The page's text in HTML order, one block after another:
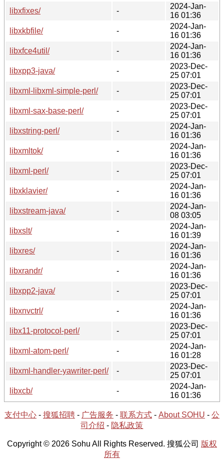
libxfixes/
-
2024-Jan-
16 01:36
libxkbfile/
-
2024-Jan-
16 01:36
libxfce4util/
-
2024-Jan-
16 01:36
libxpp3-java/
-
2023-Dec-
25 07:01
libxml-libxml-simple-perl/
-
2023-Dec-
25 07:01
libxml-sax-base-perl/
-
2023-Dec-
25 07:01
libxstring-perl/
-
2024-Jan-
16 01:36
libxmltok/
-
2024-Jan-
16 01:36
libxml-perl/
-
2023-Dec-
25 07:01
libxklavier/
-
2024-Jan-
16 01:36
libxstream-java/
-
2024-Jan-
08 03:05
libxslt/
-
2024-Jan-
16 01:39
libxres/
-
2024-Jan-
16 01:36
libxrandr/
-
2024-Jan-
16 01:36
libxpp2-java/
-
2023-Dec-
25 07:01
libxnvctrl/
-
2024-Jan-
16 01:36
libx11-protocol-perl/
-
2023-Dec-
25 07:01
libxml-atom-perl/
-
2024-Jan-
16 01:28
libxml-handler-yawriter-perl/
-
2023-Dec-
25 07:01
libxcb/
-
2024-Jan-
16 01:36
支付中心 - 搜狐招聘 - 广告服务 - 联系方式 - About SOHU - 公
司介绍 - 隐私政策
Copyright © 2026 Sohu All Rights Reserved. 搜狐公司 版权
所有